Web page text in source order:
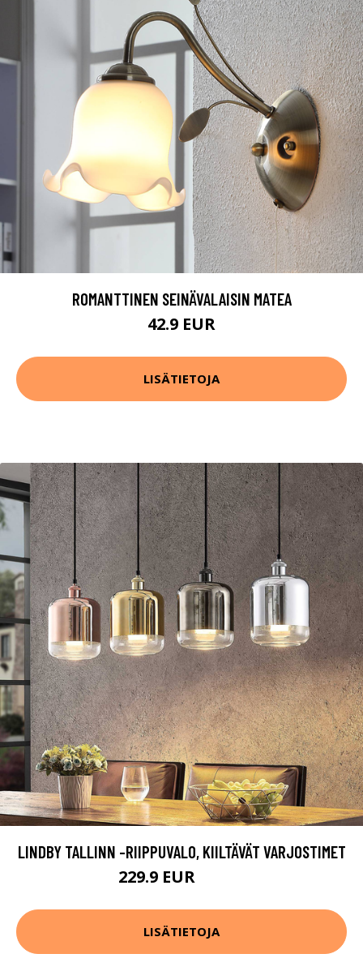
ROMANTTINEN SEINÄVALAISIN MATEA
42.9 EUR
LISÄTIETOJA
LINDBY TALLINN -RIIPPUVALO, KIILTÄVÄT VARJOSTIMET
229.9 EUR
LISÄTIETOJA